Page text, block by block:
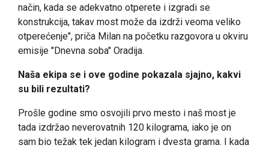
način, kada se adekvatno otperete i izgradi se
konstrukcija, takav most može da izdrži veoma veliko
otperećenje", priča Milan na početku razgovora u okviru
emisije "Dnevna soba" Oradija.
Naša ekipa se i ove godine pokazala sjajno, kakvi
su bili rezultati?
Prošle godine smo osvojili prvo mesto i naš most je
tada izdržao neverovatnih 120 kilograma, iako je on
sam bio težak tek jedan kilogram i dvesta grama. I kada